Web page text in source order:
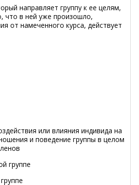
направляет группу к ее целям,
что в ней уже произошло,
от намеченного курса, действует
или влияния индивида на
и поведение группы в целом
группе